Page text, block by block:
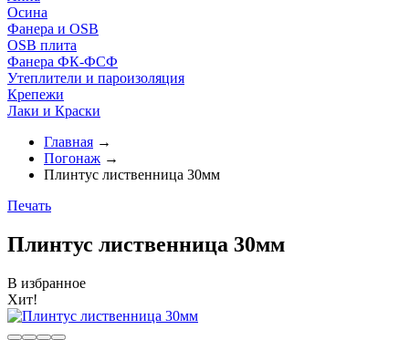
Осина
Фанера и OSB
OSB плита
Фанера ФК-ФСФ
Утеплители и пароизоляция
Крепежи
Лаки и Краски
Главная →
Погонаж →
Плинтус лиственница 30мм
Печать
Плинтус лиственница 30мм
В избранное
Хит!